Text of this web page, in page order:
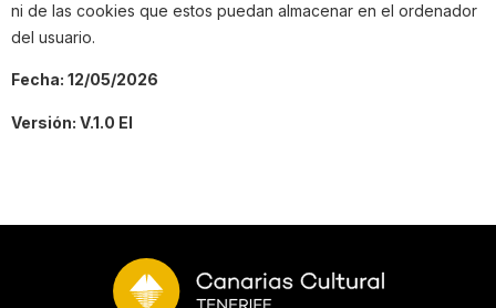
ni de las cookies que estos puedan almacenar en el ordenador
del usuario.
Fecha: 12/05/2026
Versión: V.1.0 EI